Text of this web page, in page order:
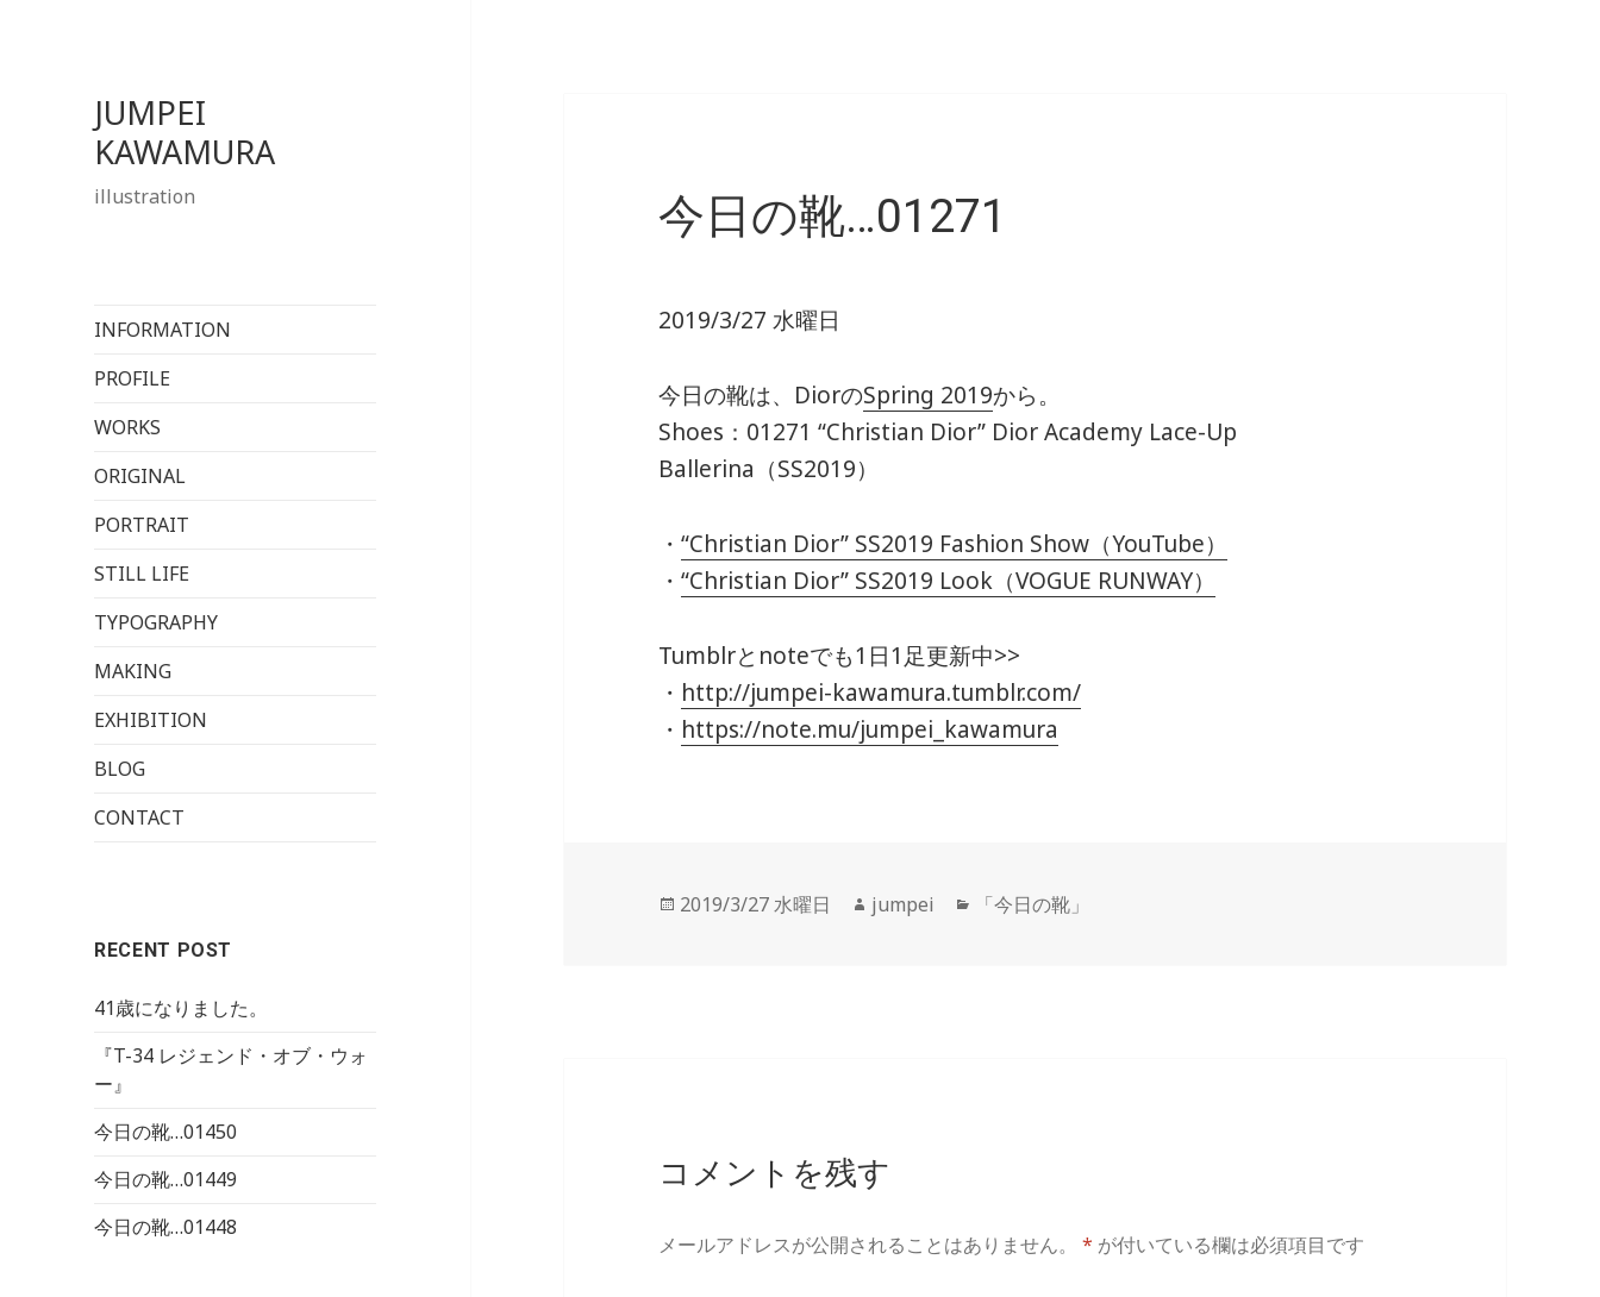
JUMPEI
KAWAMURA
illustration
INFORMATION
PROFILE
WORKS
ORIGINAL
PORTRAIT
STILL LIFE
TYPOGRAPHY
MAKING
EXHIBITION
BLOG
CONTACT
RECENT POST
41歳になりました。
『T-34 レジェンド・オブ・ウォ
ー』
今日の靴…01450
今日の靴…01449
今日の靴…01448
今日の靴…01271
2019/3/27 水曜日
今日の靴は、DiorのSpring 2019から。
Shoes：01271 “Christian Dior” Dior Academy Lace-Up
Ballerina（SS2019）
・“Christian Dior” SS2019 Fashion Show（YouTube）
・“Christian Dior” SS2019 Look（VOGUE RUNWAY）
Tumblrとnoteでも1日1足更新中>>
・ http://jumpei-kawamura.tumblr.com/
・ https://note.mu/jumpei_kawamura
投
2019/3/27 水曜日
作
jumpei
カ
「今日の靴」
コメントを残す
メールアドレスが公開されることはありません。 * が付いている欄は必須項目です